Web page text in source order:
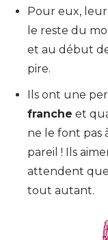
Pour eux,
le reste du
et au début
pire.
Ils ont une
franche et
ne le font pas
pareil ! Ils
attendent
tout autant.